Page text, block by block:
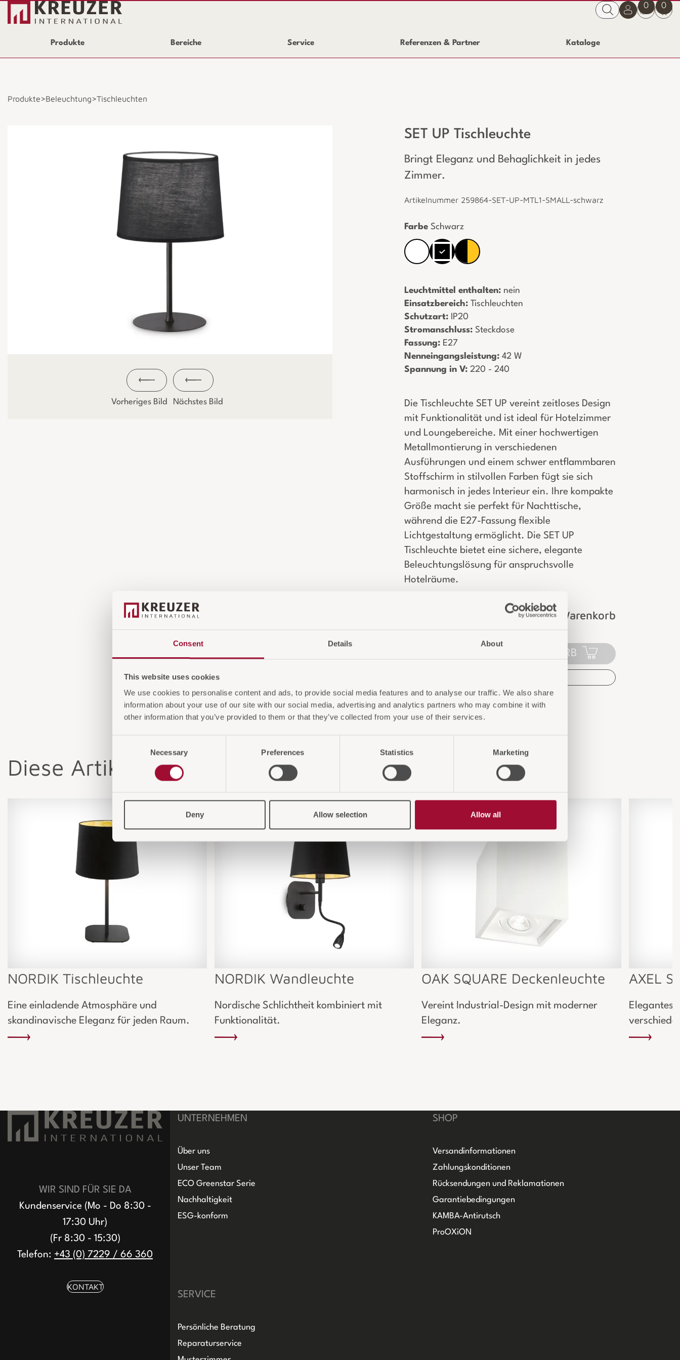
Consent Details About
This website uses cookies
We use cookies to personalise content and ads, to provide social media features and to analyse our traffic. We also share
information about your use of our site with our social media, advertising and analytics partners who may combine it with
other information that you’ve provided to them or that they’ve collected from your use of their services.
Necessary Preferences Statistics Marketing
Deny Allow selection Allow all
0 0
Produkte Bereiche Service Referenzen & Partner Kataloge
Produkte>Beleuchtung>Tischleuchten
Vorheriges Bild Nächstes Bild
SET UP Tischleuchte
Bringt Eleganz und Behaglichkeit in jedes
Zimmer.
Artikelnummer 259864-SET-UP-MTL1-SMALL-schwarz
Farbe Schwarz
Leuchtmittel enthalten: ­ nein
Einsatzbereich: ­ Tischleuchten
Schutzart: ­ IP20
Stromanschluss: ­ Steckdose
Fassung: ­ E27
Nenneingangsleistung: ­ 42 W
Spannung in V: ­ 220 - 240
Die Tischleuchte SET UP vereint zeitloses Design
mit Funktionalität und ist ideal für Hotelzimmer
und Loungebereiche. Mit einer hochwertigen
Metallmontierung in verschiedenen
Ausführungen und einem schwer entflammbaren
Stoffschirm in stilvollen Farben fügt sie sich
harmonisch in jedes Interieur ein. Ihre kompakte
Größe macht sie perfekt für Nachttische,
während die E27-Fassung flexible
Lichtgestaltung ermöglicht. Die SET UP
Tischleuchte bietet eine sichere, elegante
Beleuchtungslösung für anspruchsvolle
Hotelräume.
Login für Preise und Warenkorb
IN DEN WARENKORB
Diese Artikel könnten Sie auch interessieren...
NORDIK Tischleuchte
Eine einladende Atmosphäre und
skandinavische Eleganz für jeden Raum.
NORDIK Wandleuchte
Nordische Schlichtheit kombiniert mit
Funktionalität.
OAK SQUARE Deckenleuchte
Vereint Industrial-Design mit moderner
Eleganz.
AXEL
Elegantes
WIR SIND FÜR SIE DA
Kundenservice (Mo - Do 8:30 -
17:30 Uhr)
(Fr 8:30 - 15:30)
Telefon: +43 (0) 7229 / 66 360
KONTAKT
UNTERNEHMEN
Über uns
Unser Team
ECO Greenstar Serie
Nachhaltigkeit
ESG-konform
SHOP
Versandinformationen
Zahlungskonditionen
Rücksendungen und Reklamationen
Garantiebedingungen
KAMBA-Antirutsch
ProOXiON
SERVICE
Persönliche Beratung
Reparaturservice